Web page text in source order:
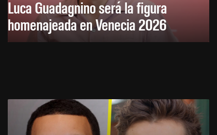
Luca Guadagnino será la figura
homenajeada en Venecia 2026